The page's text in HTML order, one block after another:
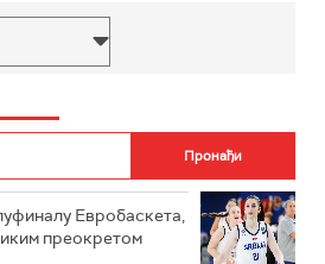
Евробаскета,
преокретом